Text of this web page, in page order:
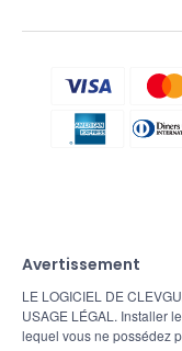
Avertissement
LE LOGICIEL DE
USAGE LÉGAL. Installer
lequel vous ne possédez